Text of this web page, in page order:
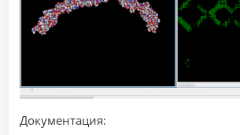
Документация: